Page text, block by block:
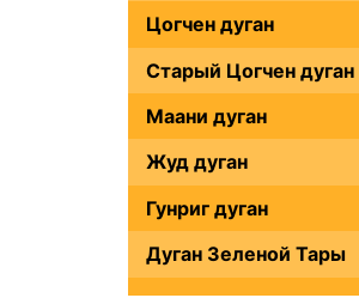
Цогчен дуган
Старый Цогчен дуган
Маани дуган
Жуд дуган
Гунриг дуган
Дуган Зеленой Тары